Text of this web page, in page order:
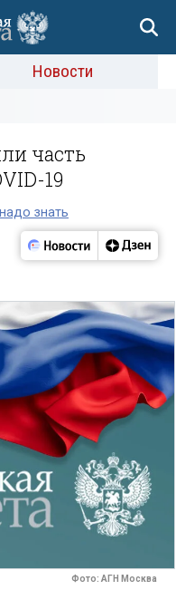
Новости
часть
19
знать
Фото: АГН Москва